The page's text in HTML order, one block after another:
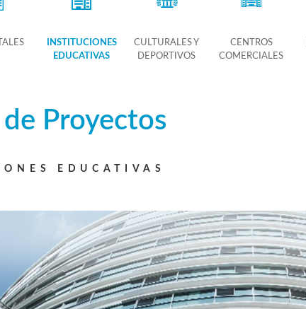
INSTITUCIONES
EDUCATIVAS
CULTURALES Y
DEPORTIVOS
CENTROS
COMERCIALES
Proyectos
EDUCATIVAS